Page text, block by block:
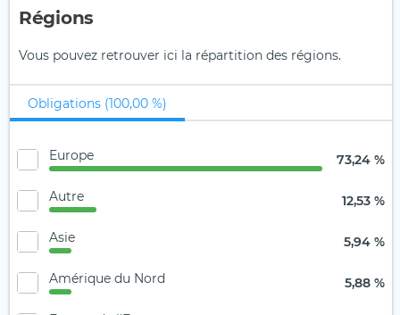
Régions
Vous pouvez retrouver ici la répartition des régions.
Obligations (100,00 %)
Europe 73,24 %
Autre 12,53 %
Asie 5,94 %
Amérique du Nord 5,88 %